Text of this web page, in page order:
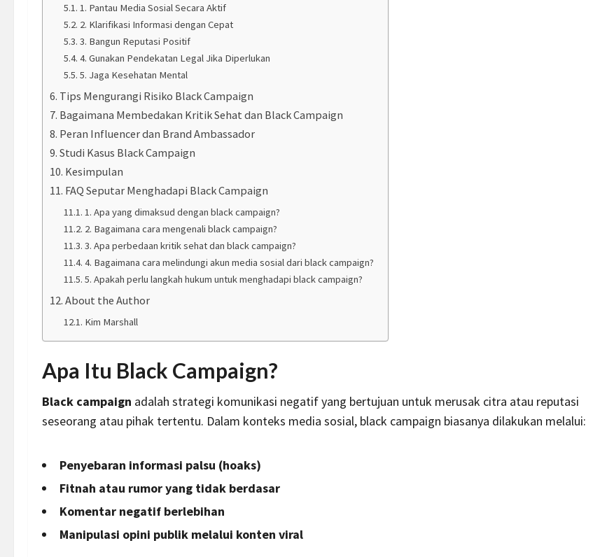
1. Pantau Media Sosial Secara Aktif
2. Klarifikasi Informasi dengan Cepat
3. Bangun Reputasi Positif
4. Gunakan Pendekatan Legal Jika Diperlukan
5. Jaga Kesehatan Mental
Tips Mengurangi Risiko Black Campaign
Bagaimana Membedakan Kritik Sehat dan Black Campaign
Peran Influencer dan Brand Ambassador
Studi Kasus Black Campaign
Kesimpulan
FAQ Seputar Menghadapi Black Campaign
1. Apa yang dimaksud dengan black campaign?
2. Bagaimana cara mengenali black campaign?
3. Apa perbedaan kritik sehat dan black campaign?
4. Bagaimana cara melindungi akun media sosial dari black campaign?
5. Apakah perlu langkah hukum untuk menghadapi black campaign?
About the Author
Kim Marshall
Apa Itu Black Campaign?
Black campaign adalah strategi komunikasi negatif yang bertujuan untuk merusak citra atau reputasi
seseorang atau pihak tertentu. Dalam konteks media sosial, black campaign biasanya dilakukan melalui:
Penyebaran informasi palsu (hoaks)
Fitnah atau rumor yang tidak berdasar
Komentar negatif berlebihan
Manipulasi opini publik melalui konten viral